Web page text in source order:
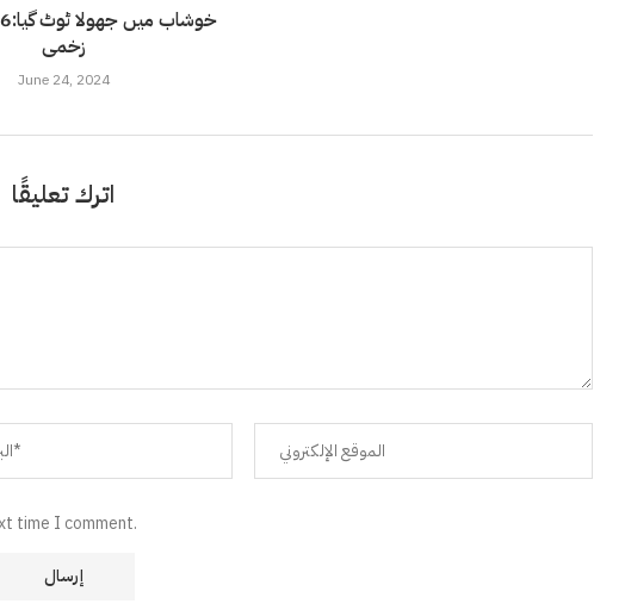
زخمی
June 24, 2024
اترك تعليقًا
time I comment.